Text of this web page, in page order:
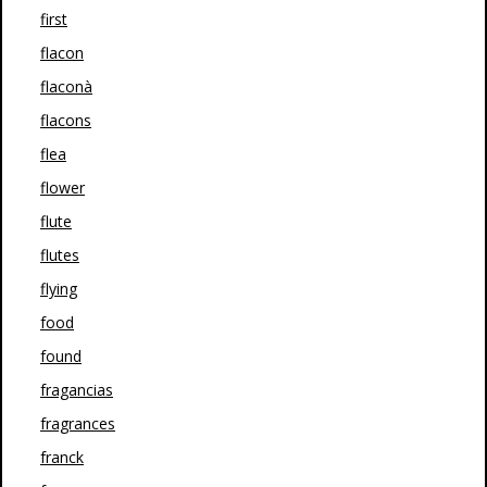
first
flacon
flaconà
flacons
flea
flower
flute
flutes
flying
food
found
fragancias
fragrances
franck